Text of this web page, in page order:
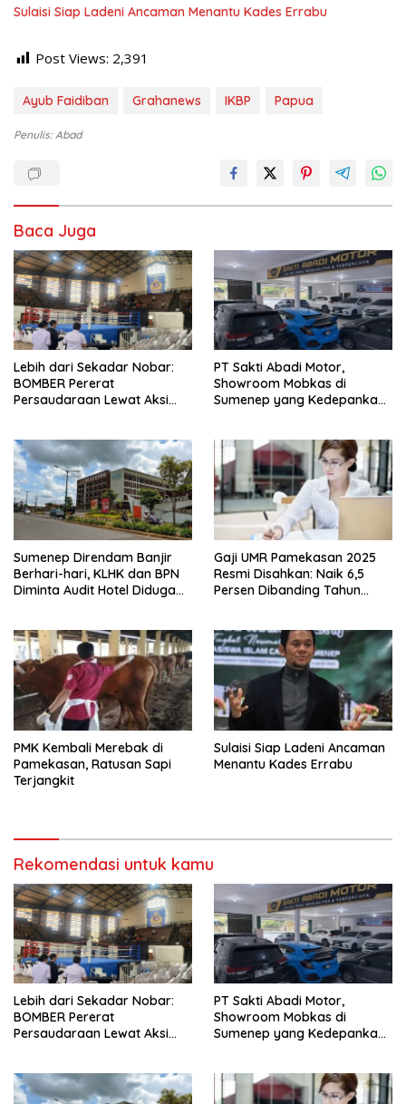
Sulaisi Siap Ladeni Ancaman Menantu Kades Errabu
Post Views: 2,391
Ayub Faidiban Grahanews IKBP Papua
Penulis: Abad
Baca Juga
Lebih dari Sekadar Nobar:
BOMBER Pererat
Persaudaraan Lewat Aksi
PT Sakti Abadi Motor,
Showroom Mobkas di
Sumenep yang Kedepankan
Sumenep Direndam Banjir
Berhari-hari, KLHK dan BPN
Diminta Audit Hotel Diduga
Gaji UMR Pamekasan 2025
Resmi Disahkan: Naik 6,5
Persen Dibanding Tahun
PMK Kembali Merebak di
Pamekasan, Ratusan Sapi
Terjangkit
Sulaisi Siap Ladeni Ancaman
Menantu Kades Errabu
Rekomendasi untuk kamu
Lebih dari Sekadar Nobar:
BOMBER Pererat
Persaudaraan Lewat Aksi
PT Sakti Abadi Motor,
Showroom Mobkas di
Sumenep yang Kedepankan